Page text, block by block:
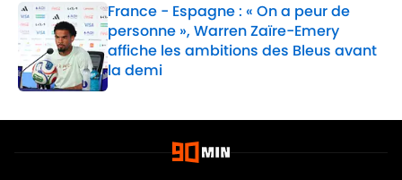
France - Espagne : « On a peur de
personne », Warren Zaïre-Emery
affiche les ambitions des Bleus avant
la demi
Published by on Invalid Date